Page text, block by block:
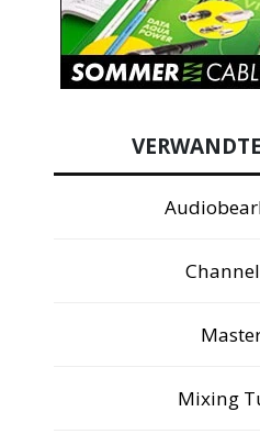
Mixing